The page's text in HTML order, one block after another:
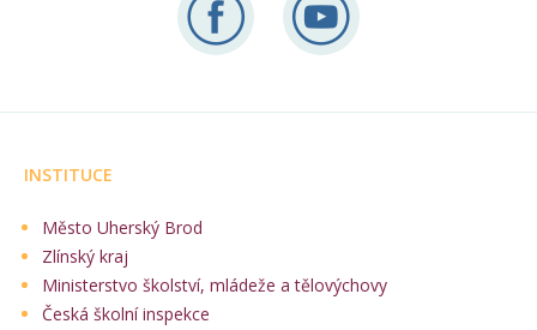
INSTITUCE
Město Uherský Brod
Zlínský kraj
Ministerstvo školství, mládeže a tělovýchovy
Česká školní inspekce